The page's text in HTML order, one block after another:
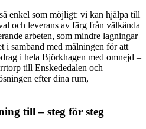
enkel som möjligt: vi kan hjälpa till
och leverans av färg från välkända
arbeten, som mindre lagningar
i samband med målningen för att
i hela Björkhagen med omnejd –
till Enskededalen och
efter dina rum,
till – steg för steg